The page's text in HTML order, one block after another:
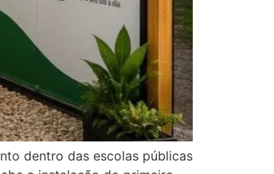
dentro das escolas públicas